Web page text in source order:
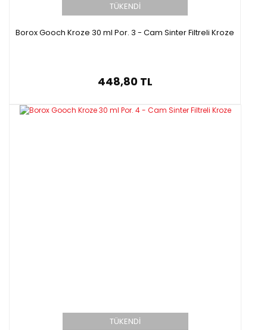
TÜKENDİ
Borox Gooch Kroze 30 ml Por. 3 - Cam Sinter Filtreli Kroze
448,80 TL
TÜKENDİ